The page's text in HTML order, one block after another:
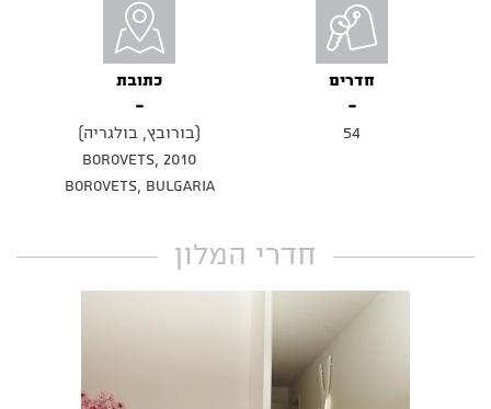
חדרים
54
כתובת
(בורובץ, בולגריה)
Borovets, 2010
Borovets, Bulgaria
חדרי המלון